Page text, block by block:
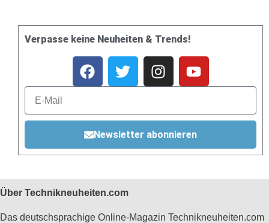
Verpasse keine Neuheiten & Trends!
Newsletter abonnieren
Über Technikneuheiten.com
Das deutschsprachige Online-Magazin Technikneuheiten.com